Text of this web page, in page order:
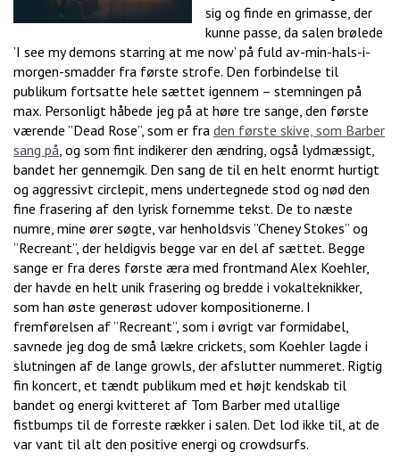
sig og finde en grimasse, der
kunne passe, da salen brølede
’I see my demons starring at me now’ på fuld av-min-hals-i-
morgen-smadder fra første strofe. Den forbindelse til
publikum fortsatte hele sættet igennem – stemningen på
max. Personligt håbede jeg på at høre tre sange, den første
værende ”Dead Rose”, som er fra den første skive, som Barber
sang på, og som fint indikerer den ændring, også lydmæssigt,
bandet her gennemgik. Den sang de til en helt enormt hurtigt
og aggressivt circlepit, mens undertegnede stod og nød den
fine frasering af den lyrisk fornemme tekst. De to næste
numre, mine ører søgte, var henholdsvis ”Cheney Stokes” og
”Recreant”, der heldigvis begge var en del af sættet. Begge
sange er fra deres første æra med frontmand Alex Koehler,
der havde en helt unik frasering og bredde i vokalteknikker,
som han øste generøst udover kompositionerne. I
fremførelsen af ”Recreant”, som i øvrigt var formidabel,
savnede jeg dog de små lækre crickets, som Koehler lagde i
slutningen af de lange growls, der afslutter nummeret. Rigtig
fin koncert, et tændt publikum med et højt kendskab til
bandet og energi kvitteret af Tom Barber med utallige
fistbumps til de forreste rækker i salen. Det lod ikke til, at de
var vant til alt den positive energi og crowdsurfs.